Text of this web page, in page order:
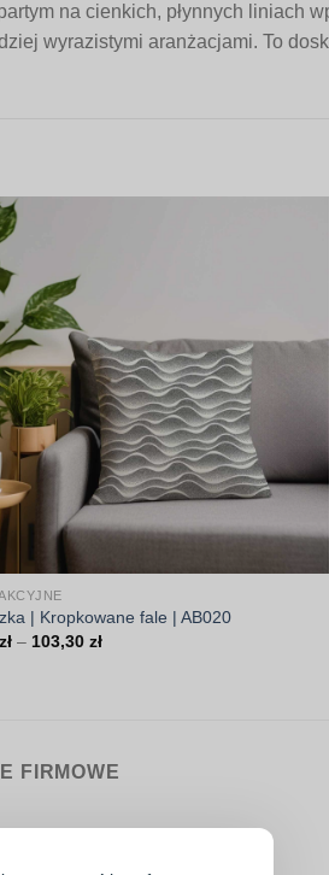
na cienkich, płynnych
wyrazistymi aranżacjami. To
| Kropkowane fale | AB020
zł – 103,30złZakres
FIRMOWE